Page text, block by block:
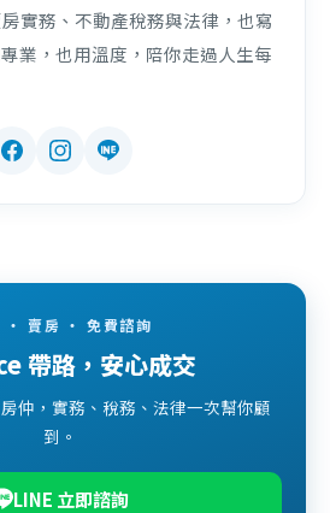
實務、不動產稅務與法律，也寫
業，也用溫度，陪你走過人生每
・ 賣房 ・ 免費諮詢
帶路，安心成交
仲，實務、稅務、法律一次幫你顧
到。
LINE 立即諮詢